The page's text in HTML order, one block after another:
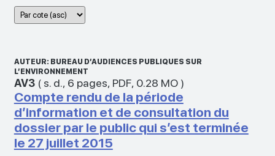
AUTEUR: BUREAU D’AUDIENCES PUBLIQUES SUR
L’ENVIRONNEMENT
AV3( s. d., 6 pages, PDF, 0.28 MO)
Compte rendu de la période
d’information et de consultation du
dossier par le public qui s’est terminée
le 27 juillet 2015